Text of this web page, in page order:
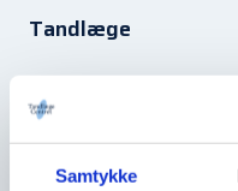
Samtykke
Tandlæge
Louise Ernst Schou